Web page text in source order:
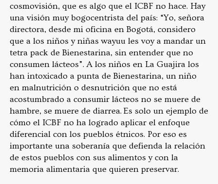
cosmovisión, que es algo que el ICBF no hace. Hay
una visión muy bogocentrista del país: “Yo, señora
directora, desde mi oficina en Bogotá, considero
que a los niños y niñas wayuu les voy a mandar un
tetra pack de Bienestarina, sin entender que no
consumen lácteos”. A los niños en La Guajira los
han intoxicado a punta de Bienestarina, un niño
en malnutrición o desnutrición que no está
acostumbrado a consumir lácteos no se muere de
hambre, se muere de diarrea. Es solo un ejemplo de
cómo el ICBF no ha logrado aplicar el enfoque
diferencial con los pueblos étnicos. Por eso es
importante una soberanía que defienda la relación
de estos pueblos con sus alimentos y con la
memoria alimentaria que quieren preservar.